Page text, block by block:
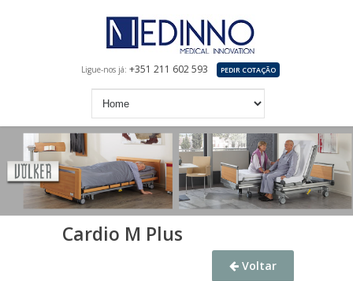
Ligue-nos já: +351 211 602 593 PEDIR COTAÇÃO
Cardio M Plus
Voltar